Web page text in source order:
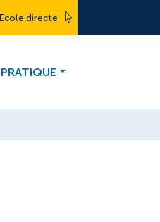
École directe
PRATIQUE